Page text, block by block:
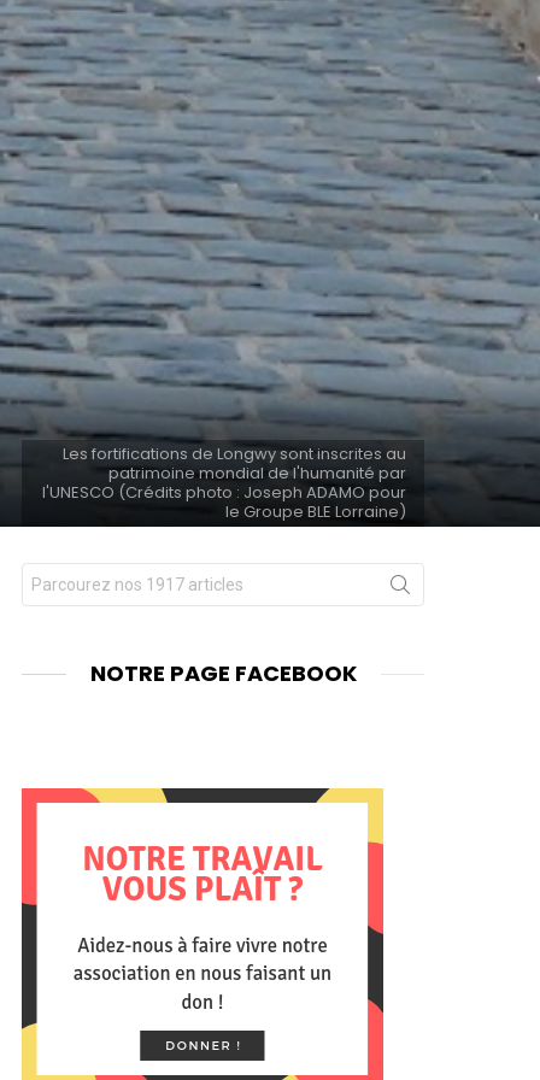
Les fortifications de Longwy sont inscrites au
patrimoine mondial de l'humanité par
l'UNESCO (Crédits photo : Joseph ADAMO pour
le Groupe BLE Lorraine)
Chercher
pour
NOTRE PAGE FACEBOOK